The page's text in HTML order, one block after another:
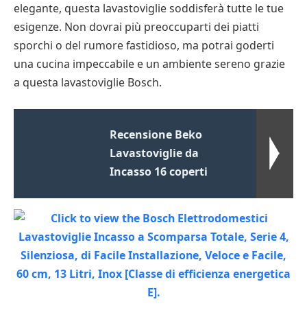
elegante, questa lavastoviglie soddisferà tutte le tue
esigenze. Non dovrai più preoccuparti dei piatti
sporchi o del rumore fastidioso, ma potrai goderti
una cucina impeccabile e un ambiente sereno grazie
a questa lavastoviglie Bosch.
Recensione Beko
Lavastoviglie da
Incasso 16 coperti